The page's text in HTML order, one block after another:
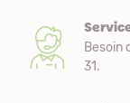
Besoin
31.